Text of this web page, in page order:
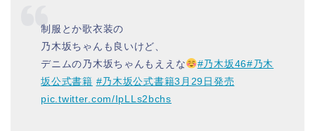
制服とか歌衣装の
乃木坂ちゃんも良いけど、
デニムの乃木坂ちゃんもええな
#乃木坂46#乃木
坂公式書籍 #乃木坂公式書籍3月29日発売
pic.twitter.com/IpLLs2bchs